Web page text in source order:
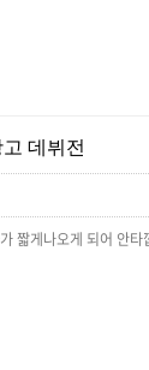
데뷔전
짧게나오게 되어 안타